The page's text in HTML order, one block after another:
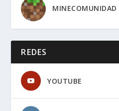
MINECOMUNIDAD
REDES
YOUTUBE